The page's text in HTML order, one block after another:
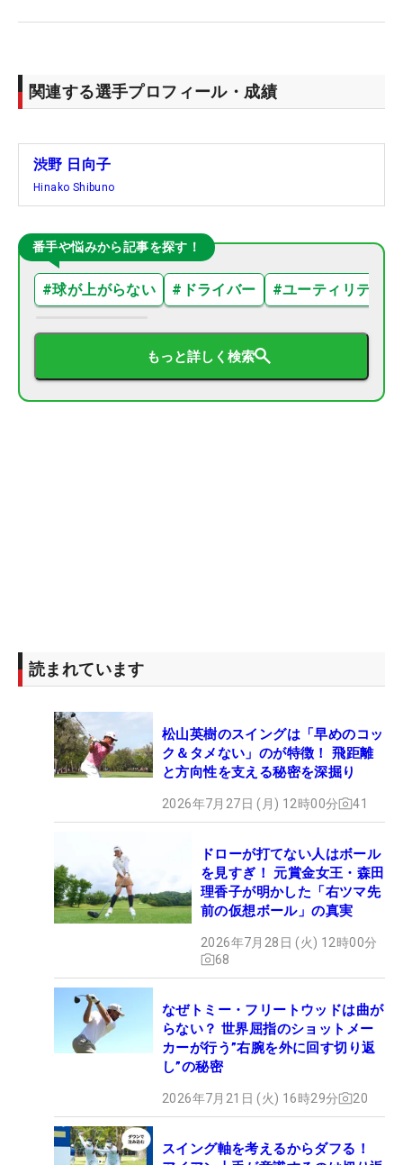
関連する選手プロフィール・成績
渋野 日向子
Hinako Shibuno
番手や悩みから記事を探す！
#球が上がらない # ドライバー #ユーティリティ
もっと詳しく検索
読まれています
松山英樹のスイングは「早めのコッ
ク＆タメない」のが特徴！ 飛距離
と方向性を支える秘密を深掘り
2026年7月27日 (月) 12時00分 41
ドローが打てない人はボール
を見すぎ！ 元賞金女王・森田
理香子が明かした「右ツマ先
前の仮想ボール」の真実
2026年7月28日 (火) 12時00分
68
なぜトミー・フリートウッドは曲が
らない？ 世界屈指のショットメー
カーが行う”右腕を外に回す切り返
し”の秘密
2026年7月21日 (火) 16時29分 20
スイング軸を考えるからダフる！